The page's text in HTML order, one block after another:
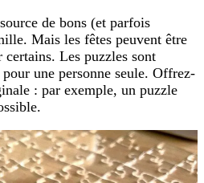
de bons (et parfois
Mais les fêtes peuvent être
Les puzzles sont
une personne seule. Offrez-
: par exemple, un puzzle